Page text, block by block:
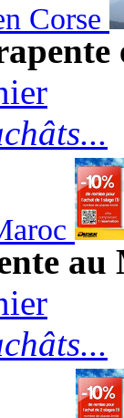
Corse